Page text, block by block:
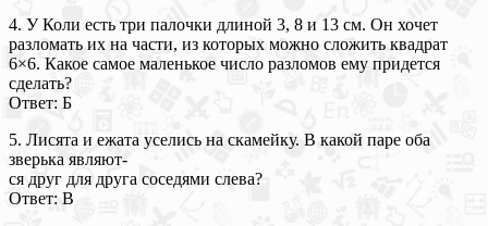
4. У Коли есть три палочки длиной 3, 8 и 13 см. Он хочет
разломать их на части, из которых можно сложить квадрат
6×6. Какое самое маленькое число разломов ему придется
сделать?
Ответ: Б
5. Лисята и ежата уселись на скамейку. В какой паре оба
зверька являют-
ся друг для друга соседями слева?
Ответ: В